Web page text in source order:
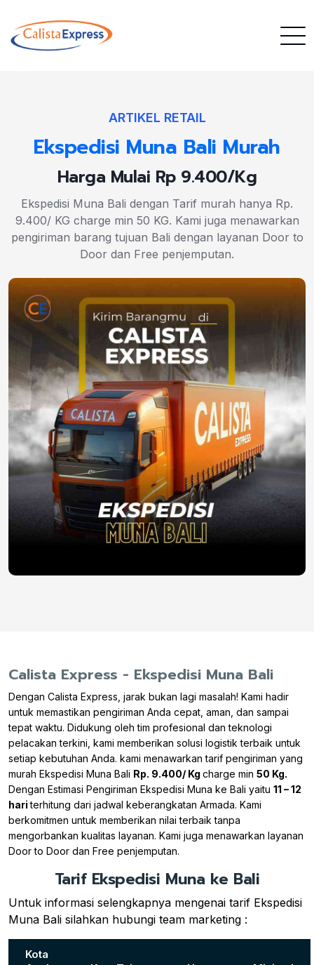
ARTIKEL RETAIL
Ekspedisi Muna Bali Murah
Harga Mulai Rp 9.400/Kg
Ekspedisi Muna Bali dengan Tarif murah hanya Rp.
9.400/ KG charge min 50 KG. Kami juga menawarkan
pengiriman barang tujuan Bali dengan layanan Door to
Door dan Free penjemputan.
Calista Express - Ekspedisi Muna Bali
Dengan Calista Express, jarak bukan lagi masalah! Kami hadir
untuk memastikan pengiriman Anda cepat, aman, dan sampai
tepat waktu. Didukung oleh tim profesional dan teknologi
pelacakan terkini, kami memberikan solusi logistik terbaik untuk
setiap kebutuhan Anda. kami menawarkan tarif pengiriman yang
murah Ekspedisi Muna Bali Rp. 9.400/ Kg charge min 50 Kg.
Dengan Estimasi Pengiriman Ekspedisi Muna ke Bali yaitu 11 – 12
hariterhitung dari jadwal keberangkatan Armada. Kami
berkomitmen untuk memberikan nilai terbaik tanpa
mengorbankan kualitas layanan. Kami juga menawarkan layanan
Door to Door dan Free penjemputan.
Tarif Ekspedisi Muna ke Bali
Untuk informasi selengkapnya mengenai tarif Ekspedisi
Muna Bali silahkan hubungi team marketing :
Kota